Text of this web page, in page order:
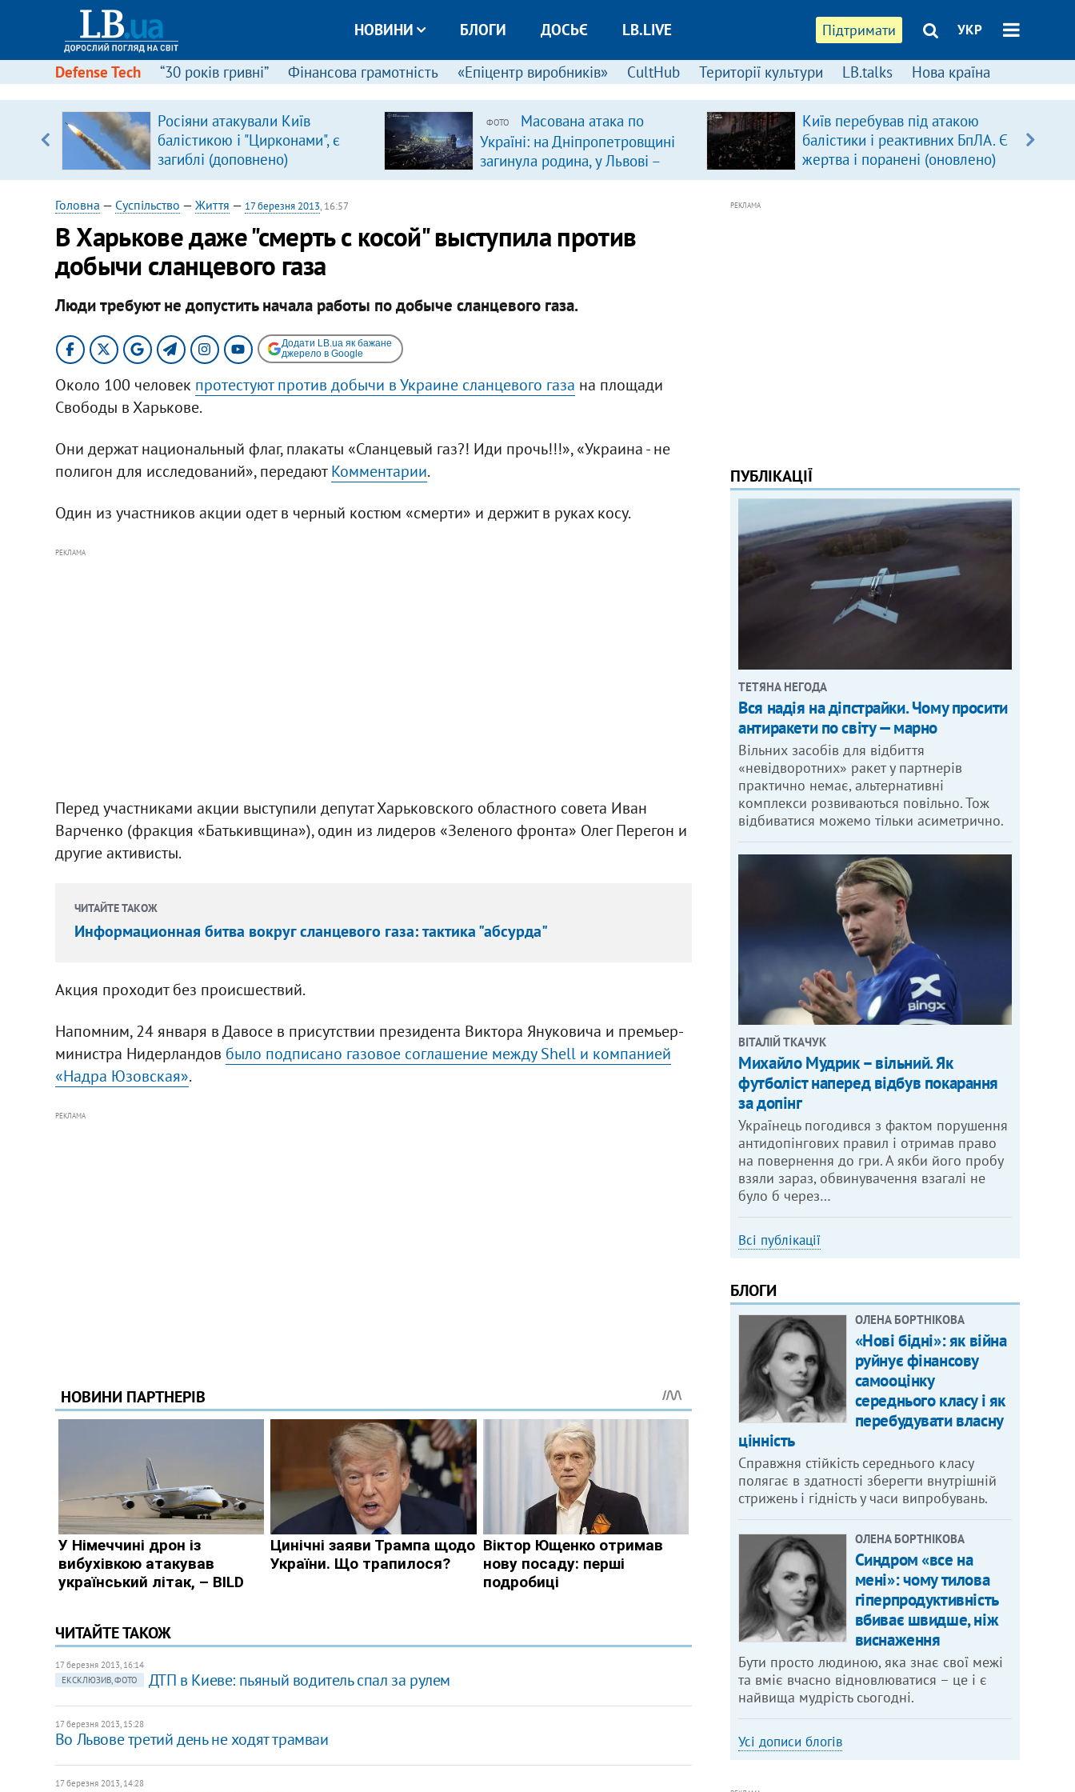
Підтримати УКР
НОВИНИ БЛОГИ ДОСЬЄ LB.LIVE
Defense Tech “30 років гривні” Фінансова грамотність «Епіцентр виробників» CultHub Території культури LB.talks Нова країна
Росіяни атакували Київ
балістикою і "Цирконами", є
загиблі (доповнено)
ФОТО
Масована атака по
Україні: на Дніпропетровщині
загинула родина, у Львові –
удар по багатоповерхівках
Київ перебував під атакою
балістики і реактивних БпЛА. Є
жертва і поранені (оновлено)
Головна — Суспільство — Життя — 17 березня 2013, 16:57
В Харькове даже "смерть с косой" выступила против
добычи сланцевого газа
Люди требуют не допустить начала работы по добыче сланцевого газа.
Додати LB.ua як бажане
джерело в Google
Около 100 человек протестуют против добычи в Украине сланцевого газа на площади
Свободы в Харькове.
Они держат национальный флаг, плакаты «Сланцевый газ?! Иди прочь!!!», «Украина - не
полигон для исследований», передаютКомментарии.
Один из участников акции одет в черный костюм «смерти» и держит в руках косу.
РЕКЛАМА
Перед участниками акции выступили депутат Харьковского областного совета Иван
Варченко (фракция «Батькивщина»), один из лидеров «Зеленого фронта» Олег Перегон и
другие активисты.
ЧИТАЙТЕ ТАКОЖ
Информационная битва вокруг сланцевого газа: тактика "абсурда"
Акция проходит без происшествий.
Напомним, 24 января в Давосе в присутствии президента Виктора Януковича и премьер-
министра Нидерландов было подписано газовое соглашение между Shell и компанией
«Надра Юзовская».
РЕКЛАМА
ЧИТАЙТЕ ТАКОЖ
17 березня 2013, 16:14
ЕКСКЛЮЗИВ, ФОТО
ДТП в Киеве: пьяный водитель спал за рулем
17 березня 2013, 15:28
Во Львове третий день не ходят трамваи
17 березня 2013, 14:28
РЕКЛАМА
ПУБЛІКАЦІЇ
ТЕТЯНА НЕГОДА
Вся надія на діпстрайки. Чому просити
антиракети по світу — марно
Вільних засобів для відбиття
«невідворотних» ракет у партнерів
практично немає, альтернативні
комплекси розвиваються повільно. Тож
відбиватися можемо тільки асиметрично.
ВІТАЛІЙ ТКАЧУК
Михайло Мудрик – вільний. Як
футболіст наперед відбув покарання
за допінг
Українець погодився з фактом порушення
антидопінгових правил і отримав право
на повернення до гри. А якби його пробу
взяли зараз, обвинувачення взагалі не
було б через…
Всі публікації
БЛОГИ
ОЛЕНА БОРТНІКОВА
«Нові бідні»: як війна
руйнує фінансову
самооцінку
середнього класу і як
перебудувати власну
цінність
Справжня стійкість середнього класу
полягає в здатності зберегти внутрішній
стрижень і гідність у часи випробувань.
ОЛЕНА БОРТНІКОВА
Синдром «все на
мені»: чому тилова
гіперпродуктивність
вбиває швидше, ніж
виснаження
Бути просто людиною, яка знає свої межі
та вміє вчасно відновлюватися – це і є
найвища мудрість сьогодні.
Усі дописи блогів